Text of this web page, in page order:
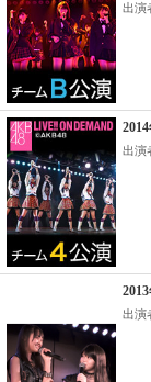
出演
出演
出演